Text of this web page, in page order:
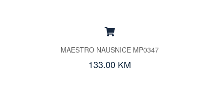
MAESTRO NAUSNICE MP0347
133.00 KM